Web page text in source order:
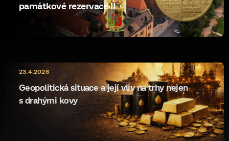
památkové rezervace II
ryzost rewrite
10.5.2026
Geopolitická situace a její vliv na trhy nejen
s drahými kovy
23.4.2026